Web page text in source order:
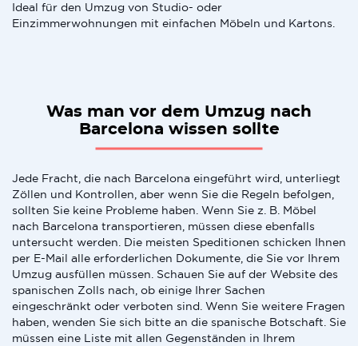
Ideal für den Umzug von Studio- oder
Einzimmerwohnungen mit einfachen Möbeln und Kartons.
Was man vor dem Umzug nach
Barcelona wissen sollte
Jede Fracht, die nach Barcelona eingeführt wird, unterliegt
Zöllen und Kontrollen, aber wenn Sie die Regeln befolgen,
sollten Sie keine Probleme haben. Wenn Sie z. B. Möbel
nach Barcelona transportieren, müssen diese ebenfalls
untersucht werden. Die meisten Speditionen schicken Ihnen
per E-Mail alle erforderlichen Dokumente, die Sie vor Ihrem
Umzug ausfüllen müssen. Schauen Sie auf der Website des
spanischen Zolls nach, ob einige Ihrer Sachen
eingeschränkt oder verboten sind. Wenn Sie weitere Fragen
haben, wenden Sie sich bitte an die spanische Botschaft. Sie
müssen eine Liste mit allen Gegenständen in Ihrem